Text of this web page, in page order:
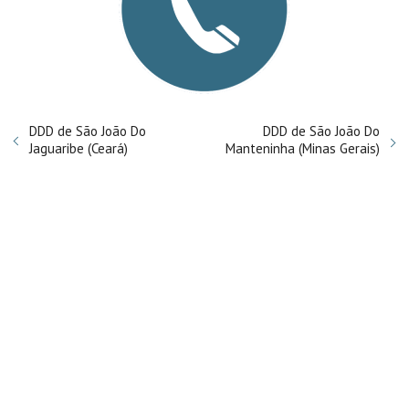
DDD de São João Do
Jaguaribe (Ceará)
DDD de São João Do
Manteninha (Minas Gerais)